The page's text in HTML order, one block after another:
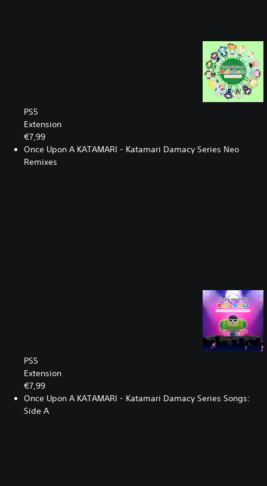
PS5
Extension
€7,99
Once Upon A KATAMARI - Katamari Damacy Series Neo
Remixes
PS5
Extension
€7,99
Once Upon A KATAMARI - Katamari Damacy Series Songs:
Side A